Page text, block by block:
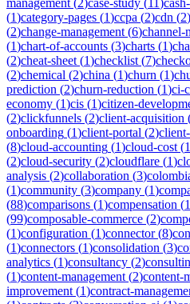
(1)category-pages (1)ccpa (2)cdn (2)
(2)change-management (6)channel-
(1)chart-of-accounts (3)charts (1)
(2)cheat-sheet (1)checklist (7)
(2)chemical (2)china (1)churn (1)
prediction (2)churn-reduction (1)ci-
economy (1)cis (1)citizen-
(2)clickfunnels (2)client-acquisition
onboarding (1)client-portal (2)
(8)cloud-accounting (1)cloud-cost (1
(2)cloud-security (2)cloudflare (1)
analysis (2)collaboration (3)
(1)community (3)company (1)
(88)comparisons (1)compensation (1
(99)composable-commerce (2)
(1)configuration (1)connector(8)
(1)connectors (1)consolidation (3)
analytics (1)consultancy (2)
(1)content-management (2)content-
improvement (1)contract-